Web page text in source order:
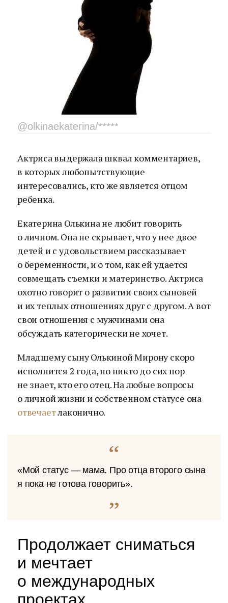
@olkinaekaterina/*****
Актриса выдержала шквал комментариев,
в которых любопытствующие
интересовались, кто же является отцом
ребенка.
Екатерина Олькина не любит говорить
о личном. Она не скрывает, что у нее двое
детей и с удовольствием рассказывает
о беременности, и о том, как ей удается
совмещать съемки и материнство. Актриса
охотно говорит о развитии своих сыновей
и их теплых отношениях друг с другом. А вот
свои отношения с мужчинами она
обсуждать категорически не хочет.
Младшему сыну Олькиной Мирону скоро
исполнится 2 года, но никто до сих пор
не знает, кто его отец. На любые вопросы
о личной жизни и собственном статусе она
отвечаетлаконично.
«Мой статус — мама. Про отца второго сына
я пока не готова говорить».
Продолжает сниматься
и мечтает
о международных